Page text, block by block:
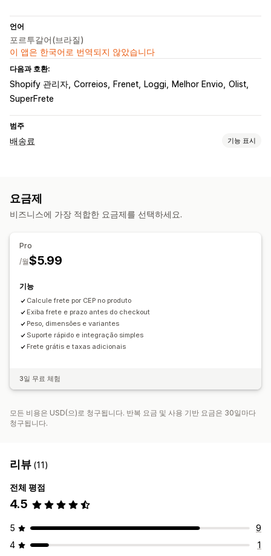
언어
포르투갈어(브라질)
이 앱은 한국어로 번역되지 않았습니다
다음과 호환:
Shopify 관리자 Correios Frenet Loggi Melhor Envio Olist
SuperFrete
범주
배송료 기능 표시
제품 기반
사용자 지정 규칙
요금제
비즈니스에 가장 적합한 요금제를 선택하세요.
Pro
$5.99
/월
기능
Calcule frete por CEP no produto
Exiba frete e prazo antes do checkout
Peso, dimensões e variantes
Suporte rápido e integração simples
Frete grátis e taxas adicionais
3일 무료 체험
모든 비용은 USD(으)로 청구됩니다. 반복 요금 및 사용 기반 요금은 30일마다
청구됩니다.
리뷰 (11)
전체 평점
4.5
5
9
4
1